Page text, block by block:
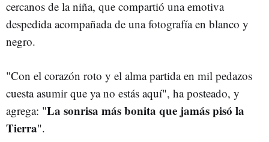
cercanos de la niña, que compartió una emotiva
despedida acompañada de una fotografía en blanco y
negro.
"Con el corazón roto y el alma partida en mil pedazos
cuesta asumir que ya no estás aquí", ha posteado, y
agrega: "La sonrisa más bonita que jamás pisó la
Tierra".